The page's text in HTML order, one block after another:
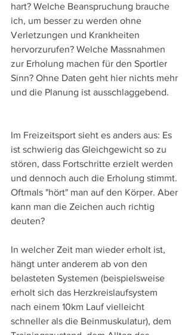
hart? Welche Beanspruchung brauche
ich, um besser zu werden ohne
Verletzungen und Krankheiten
hervorzurufen? Welche Massnahmen
zur Erholung machen für den Sportler
Sinn? Ohne Daten geht hier nichts mehr
und die Planung ist ausschlaggebend.
Im Freizeitsport sieht es anders aus: Es
ist schwierig das Gleichgewicht so zu
stören, dass Fortschritte erzielt werden
und dennoch auch die Erholung stimmt.
Oftmals "hört" man auf den Körper. Aber
kann man die Zeichen auch richtig
deuten?
In welcher Zeit man wieder erholt ist,
hängt unter anderem ab von den
belasteten Systemen (beispielsweise
erholt sich das Herzkreislaufsystem
nach einem 10km Lauf vielleicht
schneller als die Beinmuskulatur), dem